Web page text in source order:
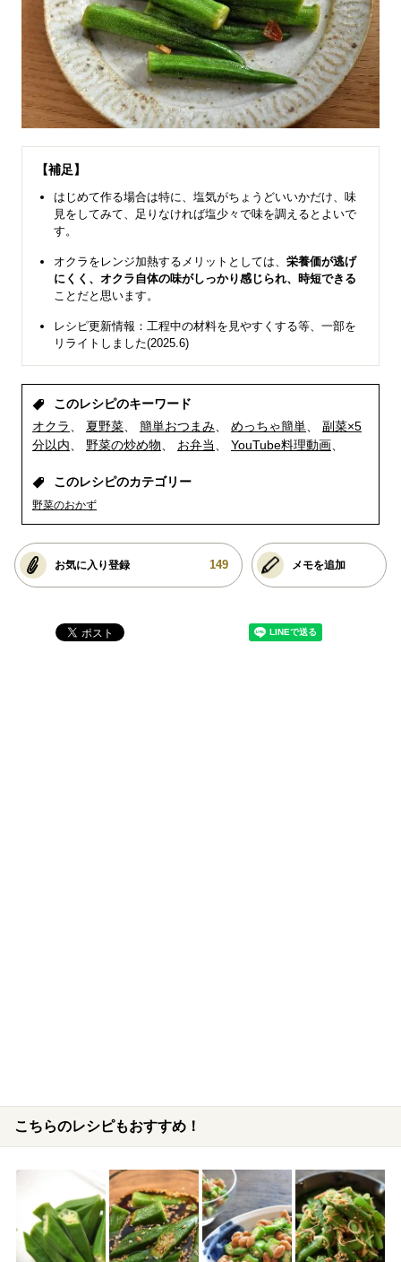
【補足】
はじめて作る場合は特に、塩気がちょうどいいかだけ、味
見をしてみて、足りなければ塩少々で味を調えるとよいで
す。
オクラをレンジ加熱するメリットとしては、 栄養価が逃げ
にくく、オクラ自体の味がしっかり感じられ、時短できる
ことだと思います。
レシピ更新情報：工程中の材料を見やすくする等、一部を
リライトしました(2025.6)
このレシピのキーワード
オクラ
夏野菜 簡単おつまみ めっちゃ簡単
副菜×5
分以内
野菜の炒め物 お弁当 YouTube料理動画
このレシピのカテゴリー
野菜のおかず
お気に入り登録 149 メモを追加
こちらのレシピもおすすめ！